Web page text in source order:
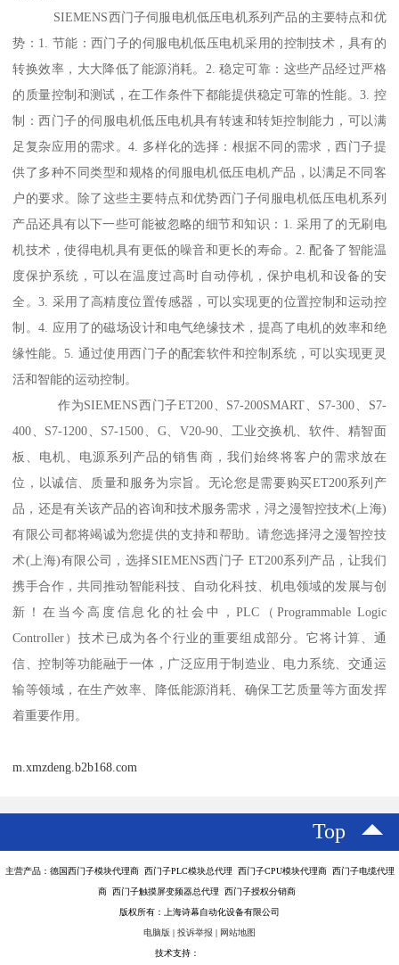
SIEMENS西门子伺服电机低压电机系列产品的主要特点和优
势：1. 节能：西门子的伺服电机低压电机采用的控制技术，具有的
转换效率，大大降低了能源消耗。2. 稳定可靠：这些产品经过严格
的质量控制和测试，在工作条件下都能提供稳定可靠的性能。3. 控
制：西门子的伺服电机低压电机具有转速和转矩控制能力，可以满
足复杂应用的需求。4. 多样化的选择：根据不同的需求，西门子提
供了多种不同类型和规格的伺服电机低压电机产品，以满足不同客
户的要求。除了这些主要特点和优势西门子伺服电机低压电机系列
产品还具有以下一些可能被忽略的细节和知识：1. 采用了的无刷电
机技术，使得电机具有更低的噪音和更长的寿命。2. 配备了智能温
度保护系统，可以在温度过高时自动停机，保护电机和设备的安
全。3. 采用了高精度位置传感器，可以实现更的位置控制和运动控
制。4. 应用了的磁场设计和电气绝缘技术，提髙了电机的效率和绝
缘性能。5. 通过使用西门子的配套软件和控制系统，可以实现更灵
活和智能的运动控制。
作为SIEMENS西门子ET200、S7-200SMART、S7-300、S7-
400、S7-1200、S7-1500、G、V20-90、工业交换机、软件、精智面
板、电机、电源系列产品的销售商，我们始终将客户的需求放在
位，以诚信、质量和服务为宗旨。无论您是需要购买ET200系列产
品，还是有关该产品的咨询和技术服务需求，浔之漫智控技术(上海)
有限公司都将竭诚为您提供的支持和帮助。请您选择浔之漫智控技
术(上海)有限公司，选择SIEMENS西门子 ET200系列产品，让我们
携手合作，共同推动智能科技、自动化科技、机电领域的发展与创
新！在当今高度信息化的社会中，PLC（Programmable Logic
Controller）技术已成为各个行业的重要组成部分。它将计算、通
信、控制等功能融于一体，广泛应用于制造业、电力系统、交通运
输等领域，在生产效率、降低能源消耗、确保工艺质量等方面发挥
着重要作用。
m.xmzdeng.b2b168.com
Top
主营产品：德国西门子模块代理商 西门子PLC模块总代理 西门子CPU模块代理商 西门子电缆代理
商 西门子触摸屏变频器总代理 西门子授权分销商
版权所有：上海诗幕自动化设备有限公司
电脑版 | 投诉举报 | 网站地图
技术支持：